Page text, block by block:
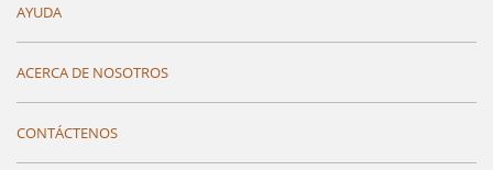
AYUDA
ACERCA DE NOSOTROS
CONTÁCTENOS